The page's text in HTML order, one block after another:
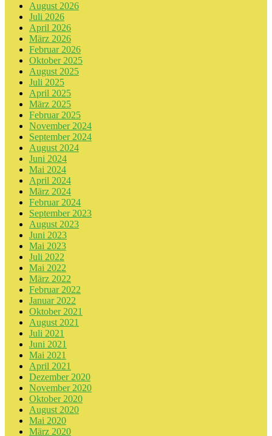
August 2026
Juli 2026
April 2026
März 2026
Februar 2026
Oktober 2025
August 2025
Juli 2025
April 2025
März 2025
Februar 2025
November 2024
September 2024
August 2024
Juni 2024
Mai 2024
April 2024
März 2024
Februar 2024
September 2023
August 2023
Juni 2023
Mai 2023
Juli 2022
Mai 2022
März 2022
Februar 2022
Januar 2022
Oktober 2021
August 2021
Juli 2021
Juni 2021
Mai 2021
April 2021
Dezember 2020
November 2020
Oktober 2020
August 2020
Mai 2020
März 2020